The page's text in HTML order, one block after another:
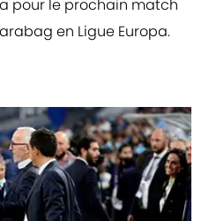
pour le prochain match
en Ligue Europa.